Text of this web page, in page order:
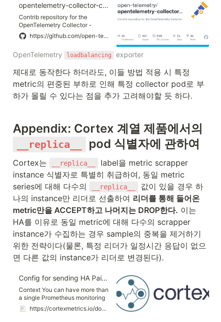
other than ExternalName. Each
instance of kube-proxy watches
the Kubernetes control plane for
the addition and removal of
Service and EndpointSlice
proxy calls appropriate APIs
mode) to configure the node to
capture traffic to the Service's
clusterIP and port, and redirect
that traffic to one of the
opentelemetry-collector-contrib/exporter/loadbalancingexporter at main · open-telemetry/opentelemetry-collector-contrib
Contrib repository for the
OpenTelemetry Collector -
open-telemetry/opentelemetry-
collector-contrib
https://github.com/open-telemetry/opentelemetry-collector-contrib/tree/main/exporter/loadbalancingexporter
OpenTelemetry loadbalancing exporter
제대로 동작한다 하더라도, 이들 방법 적용 시 특정
metric의 편중된 부하로 인해 특정 collector pod로 부
하가 몰릴 수 있다는 점을 추가 고려해야할 듯 하다.
__replica__ pod 식별자에 관하여
Cortex는 __replica__
label을 metric scrapper
instance 식별자로 특별히 취급하여, 동일 metric
series에 대해 다수의
__replica__
값이 있을 경우 하
나의 instance만 리더로 선출하여 리더를 통해 들어온
metric만을 ACCEPT하고 나머지는 DROP한다. 이는
HA를 이유로 동일 metric에 대해 다수의 scrapper
instance가 수집하는 경우 sample의 중복을 제거하기
위한 전략이다(물론, 특정 리더가 일정시간 응답이 없으
면 다른 값의 instance가 리더로 변경된다).
Config for sending HA Pairs data to Cortex
Context You can have more than
a single Prometheus monitoring
and ingesting the same metrics
for redundancy. Cortex already
https://cortexmetrics.io/docs/guides/ha-pair-handling/#context